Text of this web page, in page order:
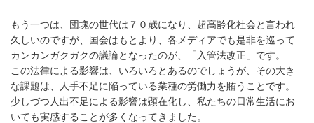
もう一つは、団塊の世代は７０歳になり、超高齢化社会と言われ
久しいのですが、国会はもとより、各メディアでも是非を巡って
カンカンガクガクの議論となったのが、「入管法改正」です。
この法律による影響は、いろいろとあるのでしょうが、その大き
な課題は、人手不足に陥っている業種の労働力を賄うことです。
少しづつ人出不足による影響は顕在化し、私たちの日常生活にお
いても実感することが多くなってきました。